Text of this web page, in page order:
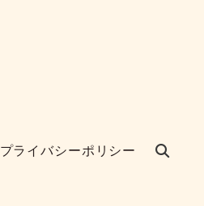
プライバシーポリシー